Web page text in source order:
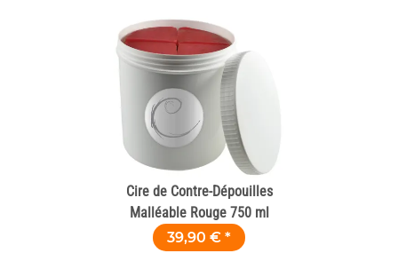
Cire de Contre-Dépouilles
Malléable Rouge 750 ml
39,90 € *